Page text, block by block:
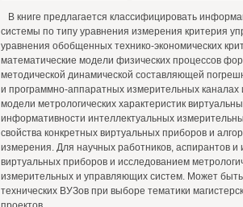
В книге предлагается классифицировать
системы по типу уравнения измерения критерия
уравнения обобщенных технико-экономических
математические модели физических процессов
методической динамической составляющей
и программно-аппаратных измерительных
модели метрологических характеристик
информативности интеллектуальных
свойства конкретных виртуальных приборов и
измерения. Для научных работников, аспирантов
виртуальных приборов и исследованием
измерительных и управляющих систем. Может
технических ВУЗов при выборе тематики